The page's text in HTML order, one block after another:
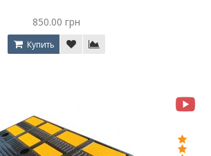
850.00 грн
Купить